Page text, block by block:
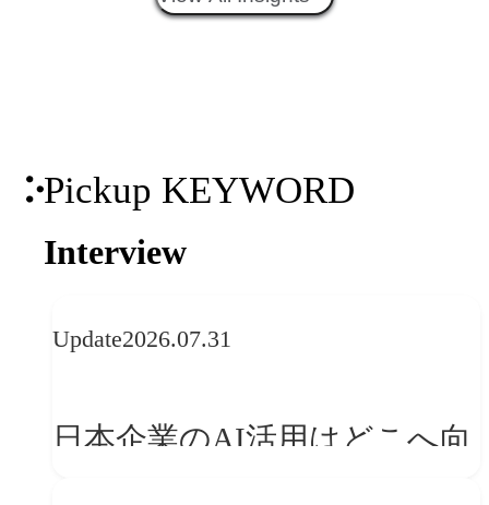
Pickup KEYWORD
Interview
Update2026.07.31
日本企業のAI活用はどこへ向